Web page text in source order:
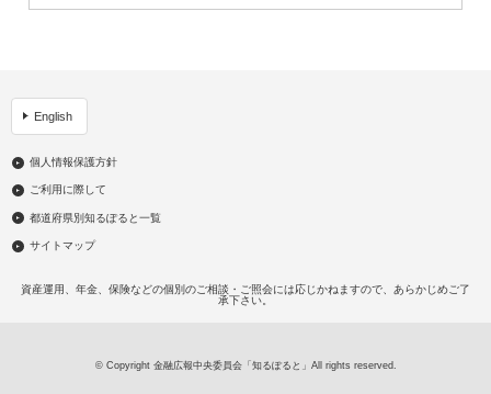
English
個人情報保護方針
ご利用に際して
都道府県別知るぽると一覧
サイトマップ
資産運用、年金、保険などの個別のご相談・ご照会には応じかねますので、あらかじめご了
承下さい。
© Copyright 金融広報中央委員会「知るぽると」All rights reserved.